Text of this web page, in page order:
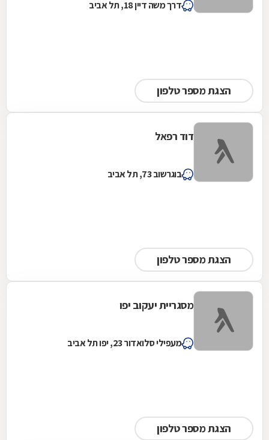
דרך משה דיין 18, תל אביב
הצגת מספר טלפון
דוד רפאל
בוגרשוב 73, תל אביב
הצגת מספר טלפון
מסגריית יעקוב יפו
מעפילי סלואדור 23, יפו תל אביב
הצגת מספר טלפון